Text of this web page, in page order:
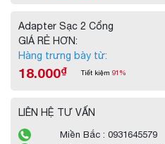
Adapter Sạc 2 Cổng
GIÁ RẺ HƠN:
Hàng trưng bày từ:
18.000₫ Tiết kiệm 91%
LIÊN HỆ TƯ VẤN
Miền Bắc : 0931645579